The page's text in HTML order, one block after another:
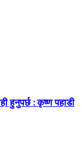
हुनुपर्छ : कृष्ण पहाडी